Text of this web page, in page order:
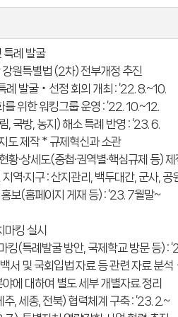
례 발굴
강원특별법 (2차) 전부개정 추진
례 발굴‧선정 회의 개최 : ‘22. 8.~10.
위한 워킹그룹 운영 : ‘22. 10.~12.
국방, 농지) 해소 특례 반영 : ‘23. 6.
도 제작 * 규제혁신과 소관
황·상세도(중첩·권역별·핵심규제 등) 제
역·지구 : 산지관리, 백두대간, 군사, 공
보(홈페이지 게재 등) : ‘23. 7월말~
킹 실시
킹(특례발굴 방안, 국제학교 방문 등) :
서 및 국회입법 자료 등 관련 자료 분
에 대하여 별도 세부 개별자료 정리
, 세종, 전북) 협력체계 구축 : ‘23. 2.~